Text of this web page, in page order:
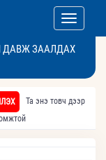
Toggle
ДАВЖ ЗААЛДАХ
Та энэ товч дээр